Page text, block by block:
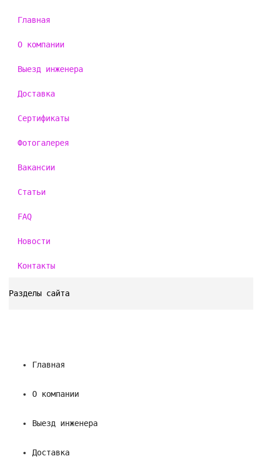
Главная
О компании
Выезд инженера
Доставка
Сертификаты
Фотогалерея
Вакансии
Статьи
FAQ
Новости
Контакты
Разделы сайта
Главная
О компании
Выезд инженера
Доставка